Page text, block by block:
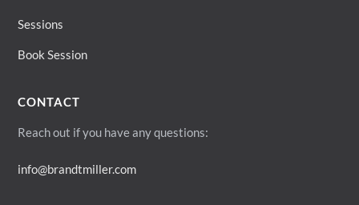
Sessions
Book Session
CONTACT
Reach out if you have any questions:
info@brandtmiller.com